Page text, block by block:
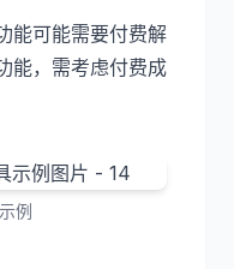
能可能需要付费解
能，需考虑付费成
例